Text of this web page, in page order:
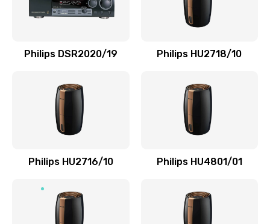
1100 руб.
Замена разъема наушников
Ремонт микросхемы управления
Заказать
Замена микросхемы управления
Philips DSR2020/19 Philips HU2718/10
Philips HU2716/10 Philips HU4801/01